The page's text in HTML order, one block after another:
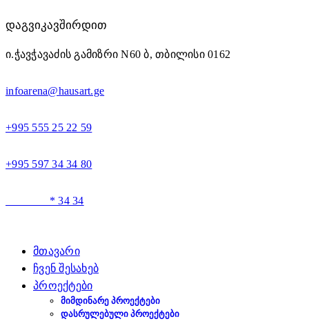
ᲓᲐᲒᲕᲘᲙᲐᲕᲨᲘᲠᲓᲘᲗ
ი.ჭავჭავაძის გამიზრი N60 ბ, თბილისი 0162
infoarena@hausart.ge
+995 555 25 22 59
+995 597 34 34 80
* 34 34
მთავარი
ჩვენ შესახებ
პროექტები
ᲛᲘᲛᲓᲘᲜᲐᲠᲔ ᲞᲠᲝᲔᲥᲢᲔᲑᲘ
ᲓᲐᲡᲠᲣᲚᲔᲑᲣᲚᲘ ᲞᲠᲝᲔᲥᲢᲔᲑᲘ